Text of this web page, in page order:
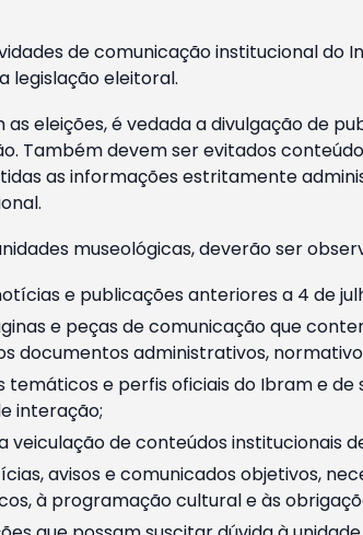
de comunicação institucional
legislação eleitoral.
eleições, é vedada a divulgação de
Também devem ser evitados
as informações estritamente
museológicas, deverão ser
e publicações anteriores a 4 de
e peças de comunicação que
documentos administrativos,
e perfis oficiais do Ibram e de
interação;
veiculação de conteúdos institucionais
avisos e comunicados objetivos,
à programação cultural e às